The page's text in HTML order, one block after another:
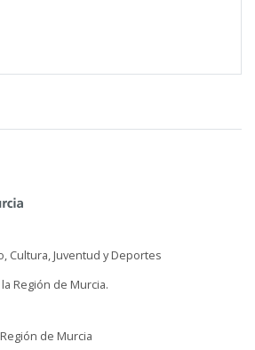
Cultura, Juventud y Deportes
Región de Murcia.
de Murcia